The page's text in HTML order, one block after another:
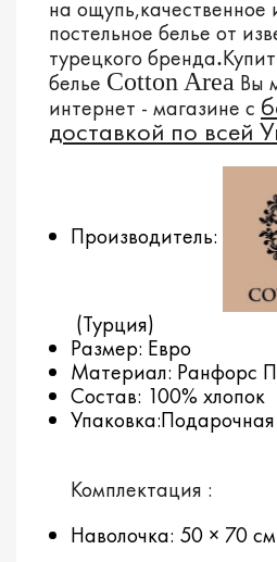
на ощупь,качественное
постельное белье от
турецкого бренда.
белье Cotton Area Вы
интернет - магазине с
доставкой по всей
Производитель:
(Турция)
Размер: Евро
Материал: Ранфорс
Состав: 100% хлопок
Комплектация :
Наволочка: 50 × 70